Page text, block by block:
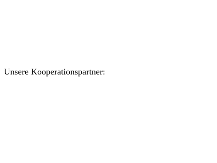
Unsere Kooperationspartner: